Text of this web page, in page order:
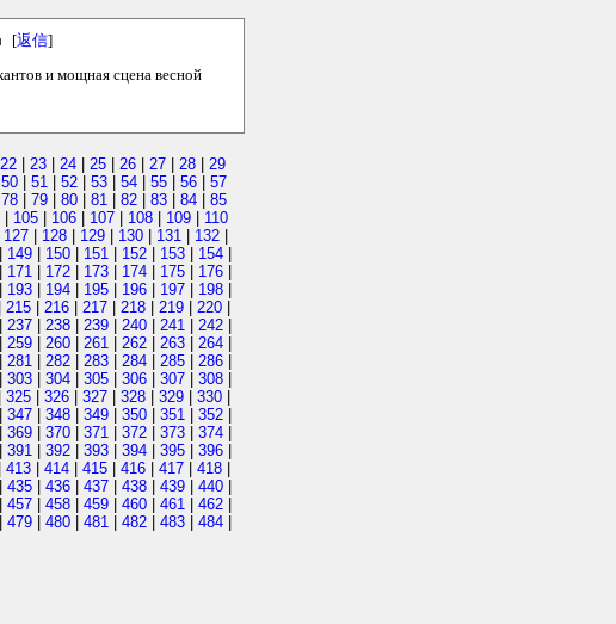
[返信]
и мощная сцена весной
22 | 23 | 24 | 25 | 26 | 27 | 28 | 29
50 | 51 | 52 | 53 | 54 | 55 | 56 | 57
78 | 79 | 80 | 81 | 82 | 83 | 84 | 85
| 105 | 106 | 107 | 108 | 109 | 110
127 | 128 | 129 | 130 | 131 | 132 |
| 149 | 150 | 151 | 152 | 153 | 154 |
| 171 | 172 | 173 | 174 | 175 | 176 |
| 193 | 194 | 195 | 196 | 197 | 198 |
| 215 | 216 | 217 | 218 | 219 | 220 |
| 237 | 238 | 239 | 240 | 241 | 242 |
| 259 | 260 | 261 | 262 | 263 | 264 |
| 281 | 282 | 283 | 284 | 285 | 286 |
| 303 | 304 | 305 | 306 | 307 | 308 |
| 325 | 326 | 327 | 328 | 329 | 330 |
| 347 | 348 | 349 | 350 | 351 | 352 |
| 369 | 370 | 371 | 372 | 373 | 374 |
| 391 | 392 | 393 | 394 | 395 | 396 |
| 413 | 414 | 415 | 416 | 417 | 418 |
| 435 | 436 | 437 | 438 | 439 | 440 |
| 457 | 458 | 459 | 460 | 461 | 462 |
| 479 | 480 | 481 | 482 | 483 | 484 |